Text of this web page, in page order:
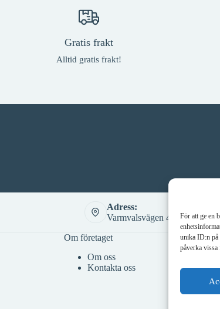
För att ge en
unika ID:n på
påverka
Gratis frakt
Alltid gratis frakt!
Adress:
Varmvalsvägen 4, 721 30
Om företaget
Om oss
Kontakta oss